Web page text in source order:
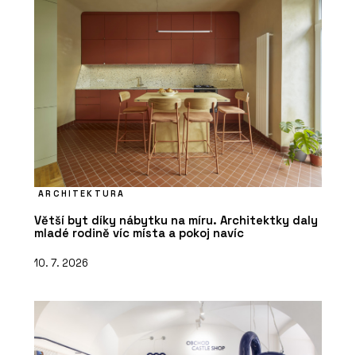
ARCHITEKTURA
Větší byt díky nábytku na míru. Architektky daly
mladé rodině víc místa a pokoj navíc
10. 7. 2026